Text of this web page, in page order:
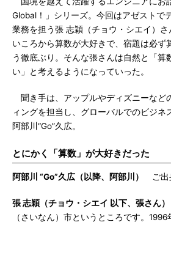
Global！」シリーズ。今回はアゼストで
業務を担う張 志穎（チョウ・シエイ）
いころから算数が大好きで、宿題は必ず
う徹底ぶり。そんな張さんは自然と「算
い」と考えるようになっていった。
聞き手は、アップルやディズニーなど
ィングを担当し、グローバルでのビジネ
阿部川“Go”久広。
とにかく「算数」が大好きだった
阿部川 “Go”久広（以降、阿部川） ご出
張 志穎（チョウ・シエイ 以下、張さん）
（さいなん）市というところです。1996